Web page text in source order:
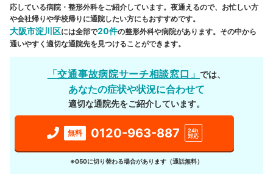
応している病院・整形外科をご紹介しています。夜通えるので、お忙しい方
や会社帰りや学校帰りに通院したい方にもおすすめです。
大阪市淀川区には全部で20件の整形外科や病院があります。その中から
通いやすく適切な通院先を見つけることができます。
「交通事故病院サーチ相談窓口」では、
あなたの症状や状況に合わせて
適切な通院先をご紹介しています。
無料 0120-963-887
24h
対応
※050に切り替わる場合があります（通話無料）